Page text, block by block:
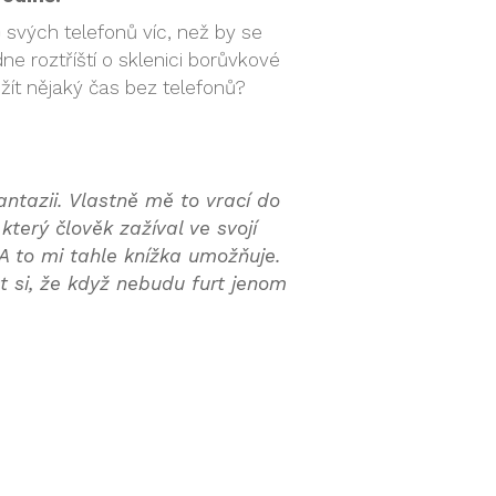
svých telefonů víc, než by se
roztříští o sklenici borůvkové
nějaký čas bez telefonů?
Vlastně mě to vrací do
člověk zažíval ve svojí
to mi tahle knížka umožňuje.
si, že když nebudu furt jenom